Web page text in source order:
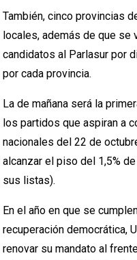
También, cinco provincias
locales, además de que se
candidatos al Parlasur por
por cada provincia.
La de mañana será la
los partidos que aspiran a
nacionales del 22 de
alcanzar el piso del 1,5%
sus listas).
En el año en que se
recuperación democrática,
renovar su mandato al